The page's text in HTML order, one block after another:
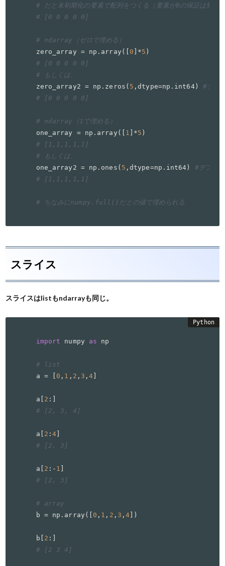
# だと未初期化の要素で配列をつくる（要素が0の保証は無い
# [0 0 0 0 0]
# ndarray（ゼロで埋める）
zero_array = np.array([ 0 ]*5
# [0 0 0 0 0]
# もしくは、
zero_array2 = np.zeros( 5 ,dtype=np.int64) #デフ
# [0 0 0 0 0]
# ndarray（1で埋める）
one_array = np.array([ 1 ]*5
# [1,1,1,1,1]
# もしくは、
one_array2 = np.ones( 5 ,dtype=np.int64) #デフォ
# [1,1,1,1,1]
# ちなみにnumpy.full()だとの値で埋められる
スライス
スライスはlistもndarrayも同じ。
import numpy as np
# list
a = [ 0 , 1 , 2 , 3 ,4
a[ 2
# [2, 3, 4]
a[ 2 :4
# [2, 3]
a[ 2 :- 1
# [2, 3]
# array
b = np.array([ 0 , 1 , 2 , 3 , 4 ])
b[ 2
# [2 3 4]